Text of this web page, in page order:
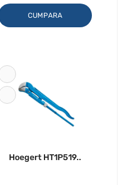
CUMPARA
Hoegert HT1P519..